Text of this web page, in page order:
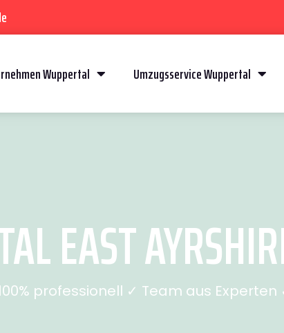
Wuppertal Umzugsservice Wuppertal
EAST
professionell ✓ Team aus